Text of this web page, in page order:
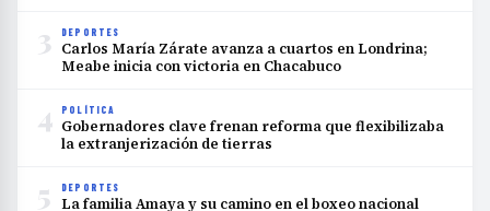
3 DEPORTES
Carlos María Zárate avanza a cuartos en Londrina;
Meabe inicia con victoria en Chacabuco
4 POLÍTICA
Gobernadores clave frenan reforma que flexibilizaba
la extranjerización de tierras
5 DEPORTES
La familia Amaya y su camino en el boxeo nacional